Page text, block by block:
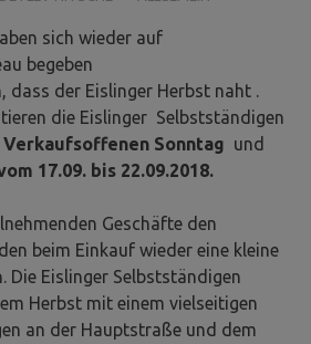
sich wieder auf
begeben
dass der Eislinger Herbst naht .
die Eislinger Selbstständigen
Verkaufsoffenen Sonntag und
17.09. bis 22.09.2018.
Geschäfte den
beim Einkauf wieder eine kleine
Die Eislinger Selbstständigen
Herbst mit einem vielseitigen
an der Hauptstraße und dem